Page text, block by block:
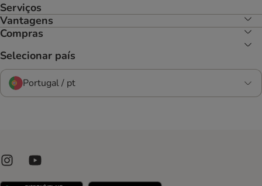
Serviços
Vantagens
Compras
Selecionar país
Portugal / pt